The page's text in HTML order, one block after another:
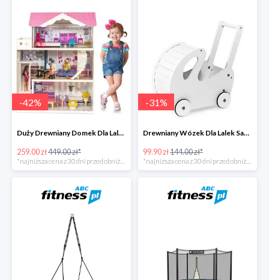
-42%
Duży Drewniany Domek Dla Lalek Z Akcesoriami -42%
259.00 zł449.00 zł*
*najniższa cena z 30 dni przed obniżką
-31%
Drewniany Wózek Dla Lalek Sapphire -31%
99.90 zł144.00 zł*
*najniższa cena z 30 dni przed obniżką